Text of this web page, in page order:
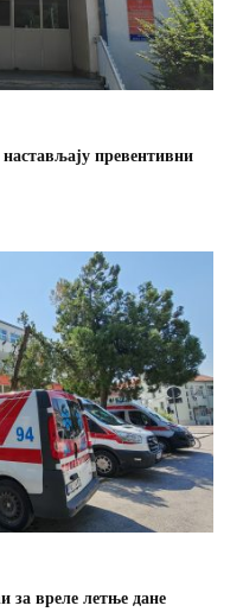
превентивни
за вреле летње дане